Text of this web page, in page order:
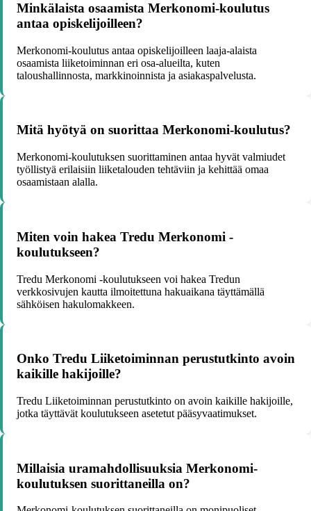
Minkälaista osaamista Merkonomi-koulutus
antaa opiskelijoilleen?
Merkonomi-koulutus antaa opiskelijoilleen laaja-alaista
osaamista liiketoiminnan eri osa-alueilta, kuten
taloushallinnosta, markkinoinnista ja asiakaspalvelusta.
Mitä hyötyä on suorittaa Merkonomi-koulutus?
Merkonomi-koulutuksen suorittaminen antaa hyvät valmiudet
työllistyä erilaisiin liiketalouden tehtäviin ja kehittää omaa
osaamistaan alalla.
Miten voin hakea Tredu Merkonomi -
koulutukseen?
Tredu Merkonomi -koulutukseen voi hakea Tredun
verkkosivujen kautta ilmoitettuna hakuaikana täyttämällä
sähköisen hakulomakkeen.
Onko Tredu Liiketoiminnan perustutkinto avoin
kaikille hakijoille?
Tredu Liiketoiminnan perustutkinto on avoin kaikille hakijoille,
jotka täyttävät koulutukseen asetetut pääsyvaatimukset.
Millaisia uramahdollisuuksia Merkonomi-
koulutuksen suorittaneilla on?